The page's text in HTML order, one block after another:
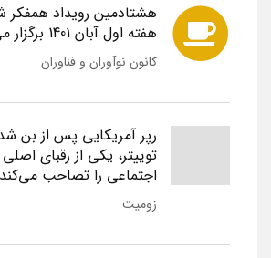
هشتادمین رویداد همفکر
هفته اول آبان 1401 برگزار می شود
کانون نوآوران و فناوران
رپر آمریکایی پس از بن
توییتر، یکی از رقبای
اجتماعی را تصاحب می‌کند
زومیت